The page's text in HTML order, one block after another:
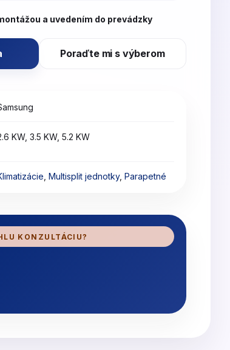
a uvedením do prevádzky
Poraďte mi s výberom
KW, 3.5 KW, 5.2 KW
Multisplit jednotky, Parapetné
KONZULTÁCIU?